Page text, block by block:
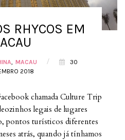
RHYCOS EM
MACAU /
30
2018
chamada Culture Trip
legais de lugares
pontos turísticos diferentes
atrás, quando já tínhamos